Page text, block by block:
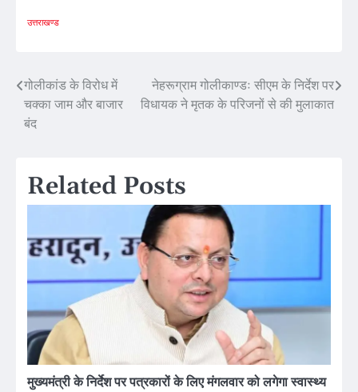
उत्तराखण्ड
Post
navigation
गोलीकांड के विरोध में
चक्का जाम और बाजार
बंद
नेहरूग्राम गोलीकाण्डः सीएम के निर्देश पर
विधायक ने मृतक के परिजनों से की मुलाकात
Related Posts
मुख्यमंत्री के निर्देश पर पत्रकारों के लिए मंगलवार को लगेगा स्वास्थ्य